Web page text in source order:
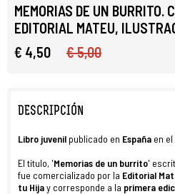
MEMORIAS DE UN BURRITO.
EDITORIAL MATEU,
€ 4,50
€ 5,00
DESCRIPCIÓN
Libro juvenil publicado en España en el
El título, 'Memorias de un burrito'
fue comercializado por la Editorial
tu Hijay corresponde a la primera